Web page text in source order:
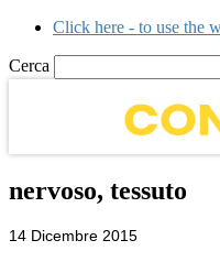
Click here - to use the
Cerca
nervoso, tessuto
14 Dicembre 2015